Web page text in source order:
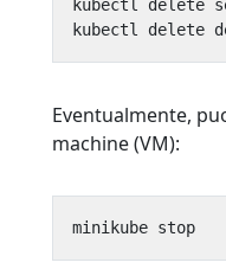
Eventualmente,
machine (VM):